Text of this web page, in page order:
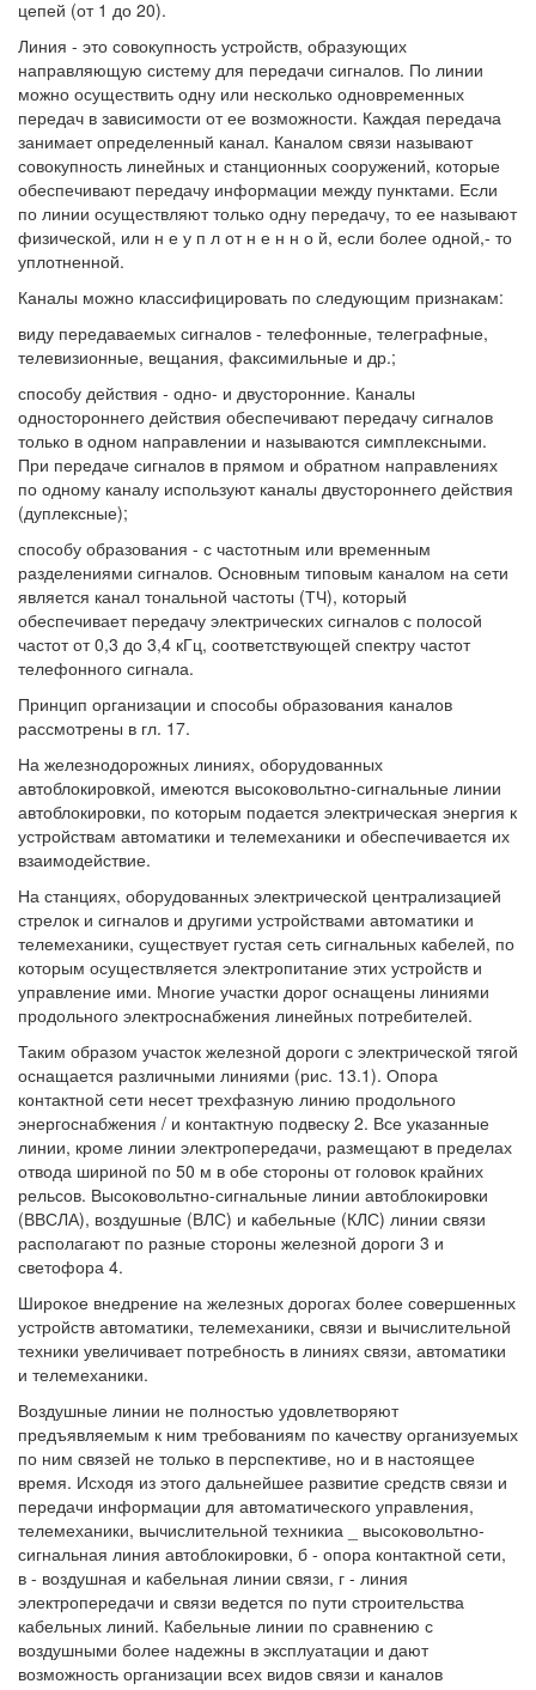
цепей (от 1 до 20).
Линия - это совокупность устройств, образующих
направляющую систему для передачи сигналов. По линии
можно осуществить одну или несколько одновременных
передач в зависимости от ее возможности. Каждая передача
занимает определенный канал. Каналом связи называют
совокупность линейных и станционных сооружений, которые
обеспечивают передачу информации между пунктами. Если
по линии осуществляют только одну передачу, то ее называют
физической, или н е у п л от н е н н о й, если более одной,- то
уплотненной.
Каналы можно классифицировать по следующим признакам:
виду передаваемых сигналов - телефонные, телеграфные,
телевизионные, вещания, факсимильные и др.;
способу действия - одно- и двусторонние. Каналы
одностороннего действия обеспечивают передачу сигналов
только в одном направлении и называются симплексными.
При передаче сигналов в прямом и обратном направлениях
по одному каналу используют каналы двустороннего действия
(дуплексные);
способу образования - с частотным или временным
разделениями сигналов. Основным типовым каналом на сети
является канал тональной частоты (ТЧ), который
обеспечивает передачу электрических сигналов с полосой
частот от 0,3 до 3,4 кГц, соответствующей спектру частот
телефонного сигнала.
Принцип организации и способы образования каналов
рассмотрены в гл. 17.
На железнодорожных линиях, оборудованных
автоблокировкой, имеются высоковольтно-сигнальные линии
автоблокировки, по которым подается электрическая энергия к
устройствам автоматики и телемеханики и обеспечивается их
взаимодействие.
На станциях, оборудованных электрической централизацией
стрелок и сигналов и другими устройствами автоматики и
телемеханики, существует густая сеть сигнальных кабелей, по
которым осуществляется электропитание этих устройств и
управление ими. Многие участки дорог оснащены линиями
продольного электроснабжения линейных потребителей.
Таким образом участок железной дороги с электрической тягой
оснащается различными линиями (рис. 13.1). Опора
контактной сети несет трехфазную линию продольного
энергоснабжения / и контактную подвеску 2. Все указанные
линии, кроме линии электропередачи, размещают в пределах
отвода шириной по 50 м в обе стороны от головок крайних
рельсов. Высоковольтно-сигнальные линии автоблокировки
(ВВСЛА), воздушные (ВЛС) и кабельные (КЛС) линии связи
располагают по разные стороны железной дороги 3 и
светофора 4.
Широкое внедрение на железных дорогах более совершенных
устройств автоматики, телемеханики, связи и вычислительной
техники увеличивает потребность в линиях связи, автоматики
и телемеханики.
Воздушные линии не полностью удовлетворяют
предъявляемым к ним требованиям по качеству организуемых
по ним связей не только в перспективе, но и в настоящее
время. Исходя из этого дальнейшее развитие средств связи и
передачи информации для автоматического управления,
телемеханики, вычислительной техникиа _ высоковольтно-
сигнальная линия автоблокировки, б - опора контактной сети,
в - воздушная и кабельная линии связи, г - линия
электропередачи и связи ведется по пути строительства
кабельных линий. Кабельные линии по сравнению с
воздушными более надежны в эксплуатации и дают
возможность организации всех видов связи и каналов